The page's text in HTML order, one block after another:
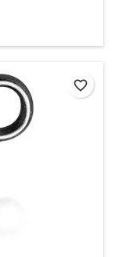
favorite_border